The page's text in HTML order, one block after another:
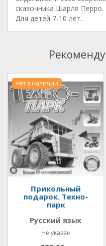
сказочника Шарля Перро.
Для детей 7-10 лет.
Нет в наличии
Прикольный
подарок. Техно-
парк
Русский язык
Не указан